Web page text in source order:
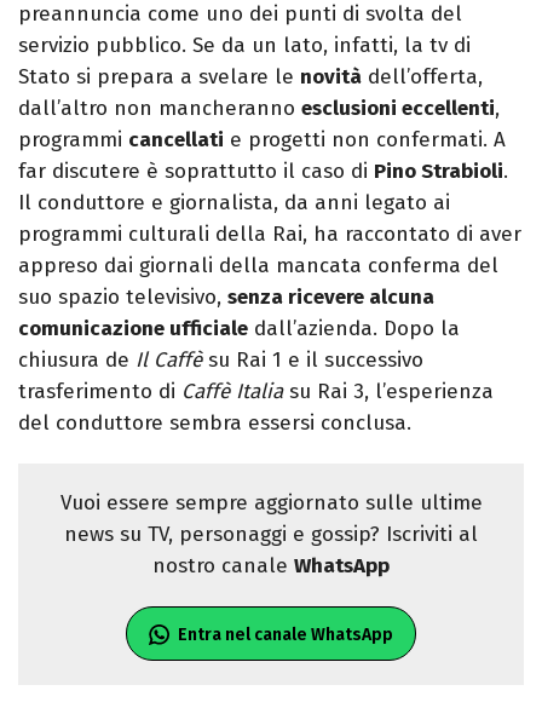
preannuncia come uno dei punti di svolta del
servizio pubblico. Se da un lato, infatti, la tv di
Stato si prepara a svelare le novità dell’offerta,
dall’altro non mancheranno esclusioni eccellenti,
programmi cancellati e progetti non confermati. A
far discutere è soprattutto il caso di Pino Strabioli.
Il conduttore e giornalista, da anni legato ai
programmi culturali della Rai, ha raccontato di aver
appreso dai giornali della mancata conferma del
suo spazio televisivo, senza ricevere alcuna
comunicazione ufficiale dall’azienda. Dopo la
chiusura de Il Caffèsu Rai 1 e il successivo
trasferimento di Caffè Italiasu Rai 3, l’esperienza
del conduttore sembra essersi conclusa.
Vuoi essere sempre aggiornato sulle ultime
news su TV, personaggi e gossip? Iscriviti al
nostro canale WhatsApp
Entra nel canale WhatsApp